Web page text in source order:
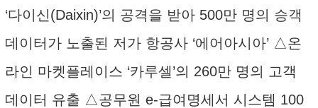
‘다이신(Daixin)’의 공격을 받아 500만 명의 승객
데이터가 노출된 저가 항공사 ‘에어아시아’ △온
라인 마켓플레이스 ‘카루셀’의 260만 명의 고객
데이터 유출 △공무원 e-급여명세서 시스템 100